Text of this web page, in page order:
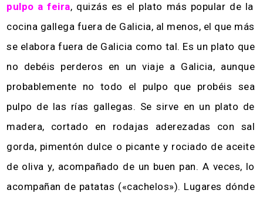
pulpo a feira, quizás es el plato más popular de la
cocina gallega fuera de Galicia, al menos, el que más
se elabora fuera de Galicia como tal. Es un plato que
no debéis perderos en un viaje a Galicia, aunque
probablemente no todo el pulpo que probéis sea
pulpo de las rías gallegas. Se sirve en un plato de
madera, cortado en rodajas aderezadas con sal
gorda, pimentón dulce o picante y rociado de aceite
de oliva y, acompañado de un buen pan. A veces, lo
acompañan de patatas («cachelos»). Lugares dónde